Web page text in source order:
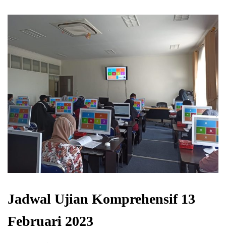
Jadwal Ujian Komprehensif 13
Februari 2023